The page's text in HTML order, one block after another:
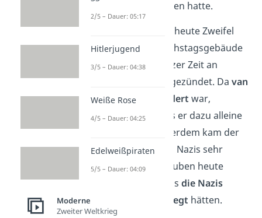
alleine zu verantworten hatte.
Allerdings gibt es bis heute Zweifel
daran. Denn das Reichstagsgebäude
wurde innerhalb kurzer Zeit an
mehreren Stellen angezündet. Da van
der Lubbe sehbehindert war,
bezweifeln viele, dass er dazu alleine
in der Lage war. Außerdem kam der
Reichstagsbrand den Nazis sehr
gelegen. Deshalb glauben heute
einige Historiker, dass die Nazis
selbst den Brand gelegt hätten.
2/5 – Dauer: 05:17
Hitlerjugend
3/5 – Dauer: 04:38
Weiße Rose
4/5 – Dauer: 04:25
Edelweißpiraten
5/5 – Dauer: 04:09
Moderne
Zweiter Weltkrieg